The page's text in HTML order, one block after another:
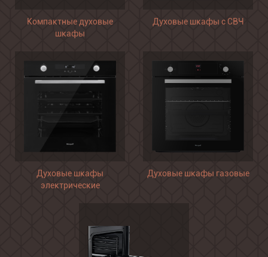
Компактные духовые
шкафы
Духовые шкафы с СВЧ
Духовые шкафы
электрические
Духовые шкафы газовые